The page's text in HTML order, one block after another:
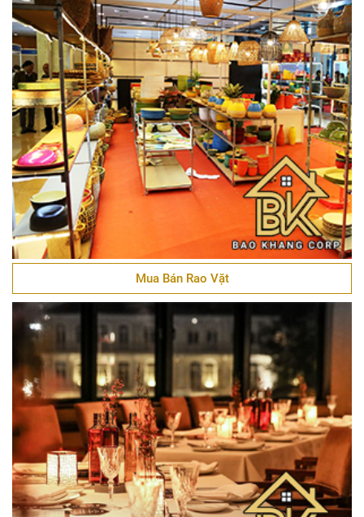
Mua Bán Rao Vặt